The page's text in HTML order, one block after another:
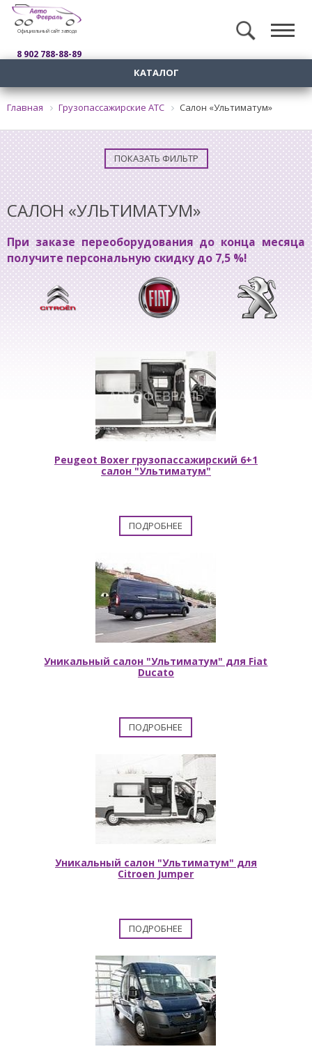
Официальный сайт завода
8 902 788-88-89
КАТАЛОГ
Главная Грузопассажирские АТС Салон «Ультиматум»
ПОКАЗАТЬ ФИЛЬТР
САЛОН «УЛЬТИМАТУМ»
При заказе переоборудования до конца месяца
получите персональную скидку до 7,5 %!
Peugeot Boxer грузопассажирский 6+1
салон "Ультиматум"
ПОДРОБНЕЕ
Уникальный салон "Ультиматум" для Fiat
Ducato
ПОДРОБНЕЕ
Уникальный салон "Ультиматум" для
Citroen Jumper
ПОДРОБНЕЕ